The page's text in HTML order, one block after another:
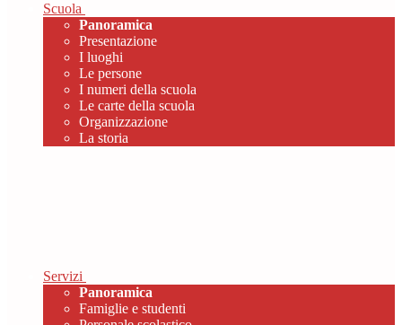
Scuola
Panoramica
Presentazione
I luoghi
Le persone
I numeri della scuola
Le carte della scuola
Organizzazione
La storia
Servizi
Panoramica
Famiglie e studenti